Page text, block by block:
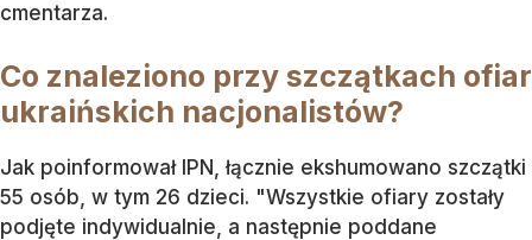
cmentarza.
Co znaleziono przy szczątkach ofiar
ukraińskich nacjonalistów?
Jak poinformował IPN, łącznie ekshumowano szczątki
55 osób, w tym 26 dzieci. "Wszystkie ofiary zostały
podjęte indywidualnie, a następnie poddane